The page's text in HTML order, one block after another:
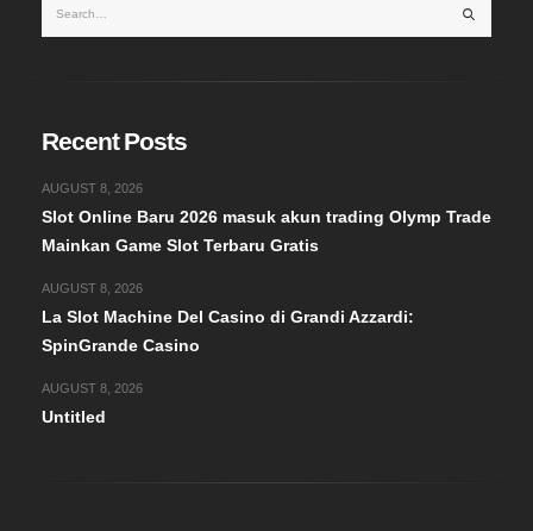
Recent Posts
Slot Online Baru 2026 masuk akun trading Olymp Trade
Mainkan Game Slot Terbaru Gratis
AUGUST 8, 2026
La Slot Machine Del Casino di Grandi Azzardi:
SpinGrande Casino
AUGUST 8, 2026
Untitled
AUGUST 8, 2026